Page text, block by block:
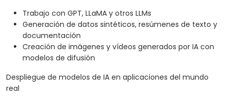
Trabajo con GPT, LLaMA y otros LLMs
Generación de datos sintéticos, resúmenes de texto y
documentación
Creación de imágenes y vídeos generados por IA con
modelos de difusión
Despliegue de modelos de IA en aplicaciones del mundo
real